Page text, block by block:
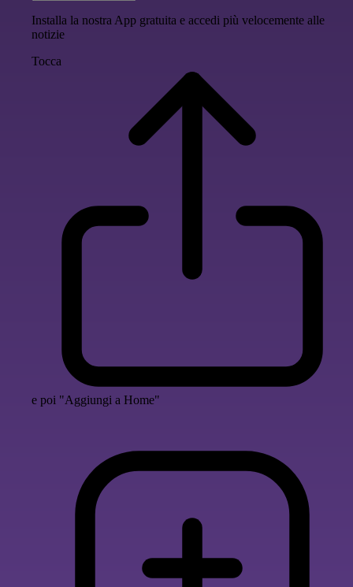
Installa la nostra App gratuita e accedi più velocemente alle
notizie
Tocca
e poi "Aggiungi a Home"